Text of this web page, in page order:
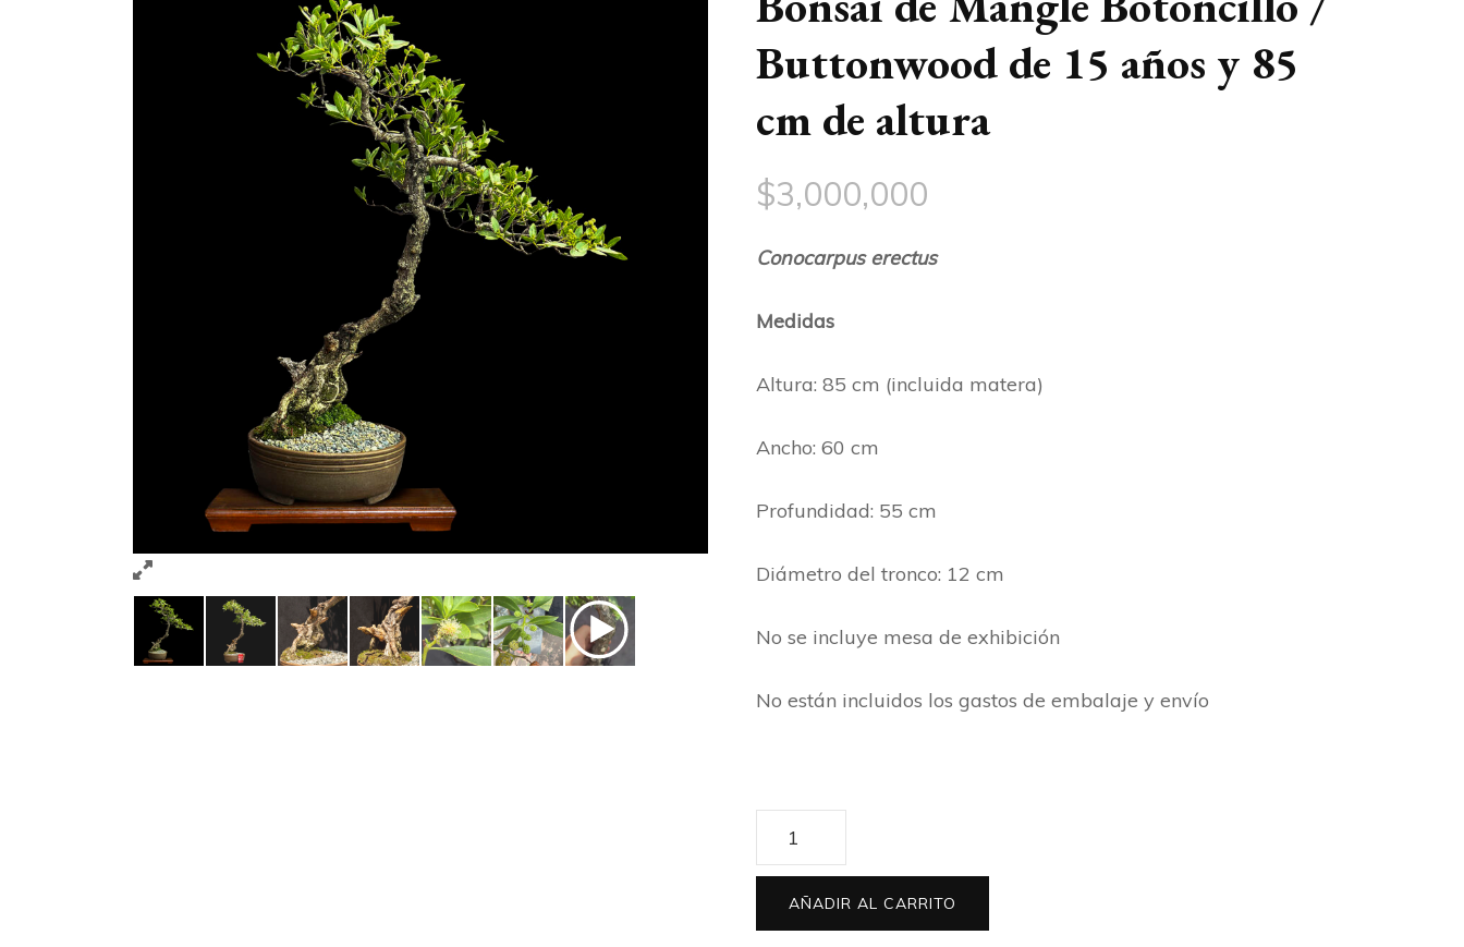
Buttonwood de 15 años y 85
cm de altura
$3,000,000
Conocarpus erectus
Medidas
Altura: 85 cm (incluida matera)
Ancho: 60 cm
Profundidad: 55 cm
Diámetro del tronco: 12 cm
No se incluye mesa de exhibición
No están incluidos los gastos de embalaje y envío
Bonsai
de
Mangle
Botoncillo
AÑADIR AL CARRITO